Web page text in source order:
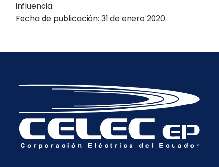
influencia.
Fecha de publicación: 31 de enero 2020.